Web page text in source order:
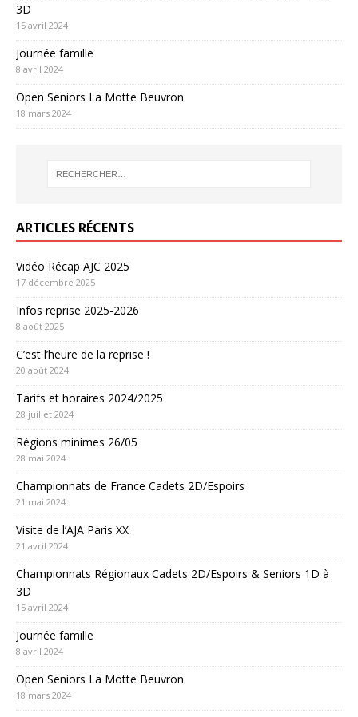
3D
15 avril 2024
Journée famille
8 avril 2024
Open Seniors La Motte Beuvron
18 mars 2024
ARTICLES RÉCENTS
Vidéo Récap AJC 2025
17 décembre 2025
Infos reprise 2025-2026
8 août 2025
C’est l’heure de la reprise !
20 août 2024
Tarifs et horaires 2024/2025
28 juillet 2024
Régions minimes 26/05
28 mai 2024
Championnats de France Cadets 2D/Espoirs
21 mai 2024
Visite de l’AJA Paris XX
21 avril 2024
Championnats Régionaux Cadets 2D/Espoirs & Seniors 1D à
3D
15 avril 2024
Journée famille
8 avril 2024
Open Seniors La Motte Beuvron
18 mars 2024